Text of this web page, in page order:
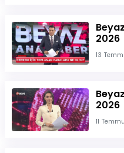
2026
13
2026
11